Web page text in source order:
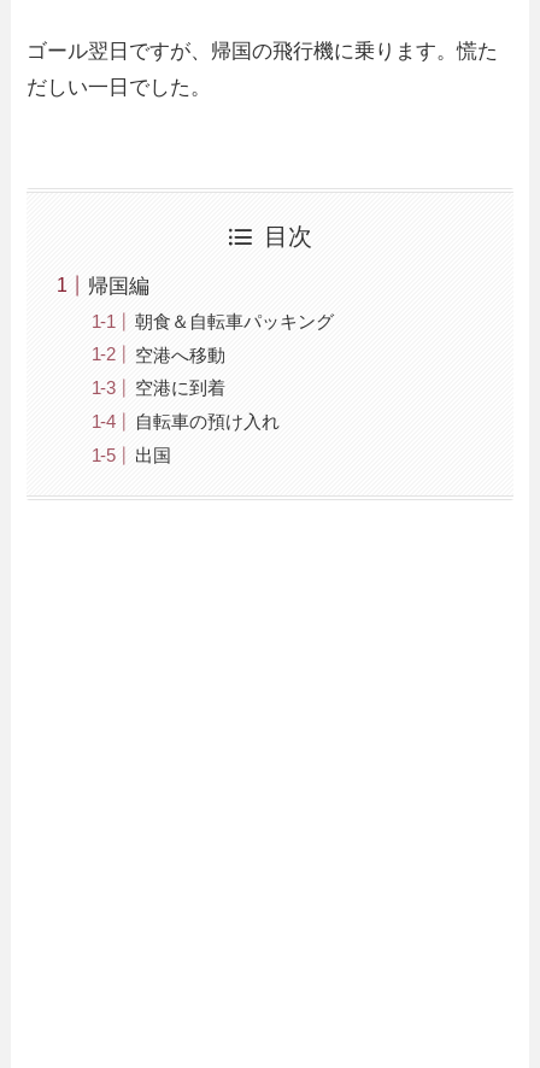
ゴール翌日ですが、帰国の飛行機に乗ります。慌た
だしい一日でした。
目次
帰国編
朝食＆自転車パッキング
空港へ移動
空港に到着
自転車の預け入れ
出国